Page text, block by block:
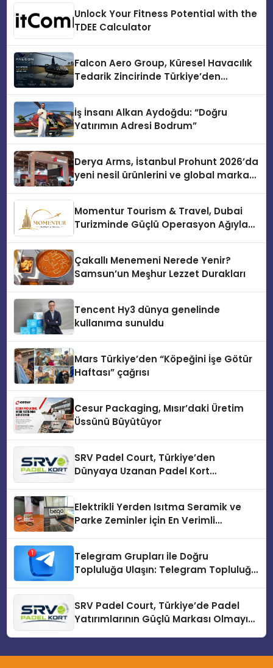
Unlock Your Fitness Potential with the
TDEE Calculator
Falcon Aero Group, Küresel Havacılık
Tedarik Zincirinde Türkiye’den
İş İnsanı Alkan Aydoğdu: “Doğru
Yatırımın Adresi Bodrum”
Derya Arms, İstanbul Prohunt 2026’da
yeni nesil ürünlerini ve global marka
Momentur Tourism & Travel, Dubai
Turizminde Güçlü Operasyon Ağıyla
Çakallı Menemeni Nerede Yenir?
Samsun’un Meşhur Lezzet Durakları
Tencent Hy3 dünya genelinde
kullanıma sunuldu
Mars Türkiye’den “Köpeğini İşe Götür
Haftası” çağrısı
Cesur Packaging, Mısır’daki Üretim
Üssünü Büyütüyor
SRV Padel Court, Türkiye’den
Dünyaya Uzanan Padel Kort
Elektrikli Yerden Isıtma Seramik ve
Parke Zeminler İçin En Verimli
Telegram Grupları ile Doğru
Topluluğa Ulaşın: Telegram Topluluğu
SRV Padel Court, Türkiye’de Padel
Yatırımlarının Güçlü Markası Olmayı